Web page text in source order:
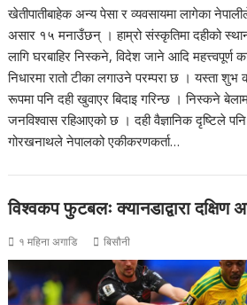
खेतीपातीबाहेक अन्य पेसा र व्यवसायमा लागेका
असार १५ मनाउँछन् । हाम्रो संस्कृतिमा दहीको
लागि घरबाहिर निस्कने, विदेश जाने आदि महत्त्वपूर्ण
निधारमा रातो टीका लगाउने परम्परा छ । यस्ता
रूपमा पनि दही खुवाएर बिदाइ गरिन्छ । निस्कने
जनविश्वास रहिआएको छ । दही वैज्ञानिक दृष्टिले
गोरखनाथले नेपालको एकीकरणकर्ता…
विश्वकप फुटबलः क्यानडाद्वारा दक्षिण
१ महिना अगाडि बिसौनी